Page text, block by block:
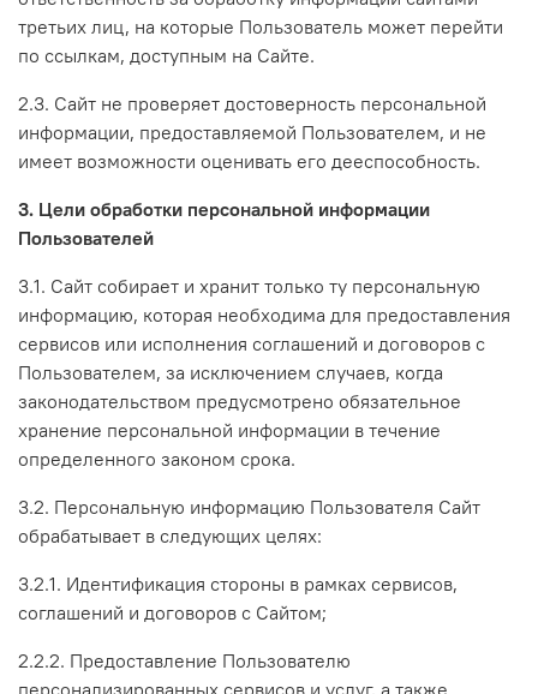
третьих лиц, на которые Пользователь может перейти
по ссылкам, доступным на Сайте.
2.3. Сайт не проверяет достоверность персональной
информации, предоставляемой Пользователем, и не
имеет возможности оценивать его дееспособность.
3. Цели обработки персональной информации
Пользователей
3.1. Сайт собирает и хранит только ту персональную
информацию, которая необходима для предоставления
сервисов или исполнения соглашений и договоров с
Пользователем, за исключением случаев, когда
законодательством предусмотрено обязательное
хранение персональной информации в течение
определенного законом срока.
3.2. Персональную информацию Пользователя Сайт
обрабатывает в следующих целях:
3.2.1. Идентификация стороны в рамках сервисов,
соглашений и договоров с Сайтом;
2.2.2. Предоставление Пользователю
персонализированных сервисов и услуг, а также